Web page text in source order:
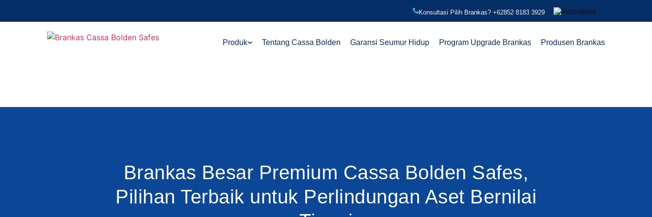
Konsultasi Pilih Brankas? +62852 8183 3929
Produk Tentang Cassa Bolden Garansi Seumur Hidup Program Upgrade Brankas Produsen Brankas
Brankas Besar Premium Cassa Bolden Safes,
Pilihan Terbaik untuk Perlindungan Aset Bernilai